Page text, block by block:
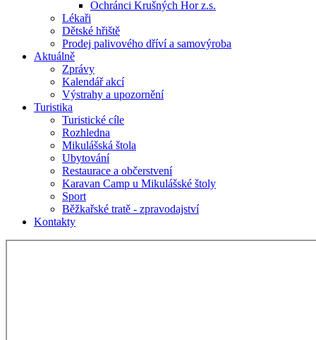
Ochránci Krušných Hor z.s.
Lékaři
Dětské hřiště
Prodej palivového dříví a samovýroba
Aktuálně
Zprávy
Kalendář akcí
Výstrahy a upozornění
Turistika
Turistické cíle
Rozhledna
Mikulášská štola
Ubytování
Restaurace a občerstvení
Karavan Camp u Mikulášské štoly
Sport
Běžkařské tratě - zpravodajství
Kontakty